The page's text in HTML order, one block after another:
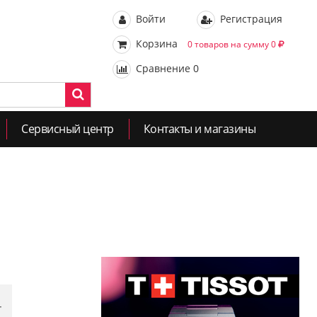
Войти
Регистрация
Корзина
0 товаров на сумму 0
Сравнение 0
Сервисный центр Контакты и магазины